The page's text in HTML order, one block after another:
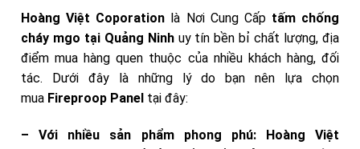
Hoàng Việt Coporation là Nơi Cung Cấp tấm chống
cháy mgo tại Quảng Ninh uy tín bền bỉ chất lượng, địa
điểm mua hàng quen thuộc của nhiều khách hàng, đối
tác. Dưới đây là những lý do bạn nên lựa chọn
mua Fireproop Panel tại đây:
– Với nhiều sản phẩm phong phú:
Hoàng Việt